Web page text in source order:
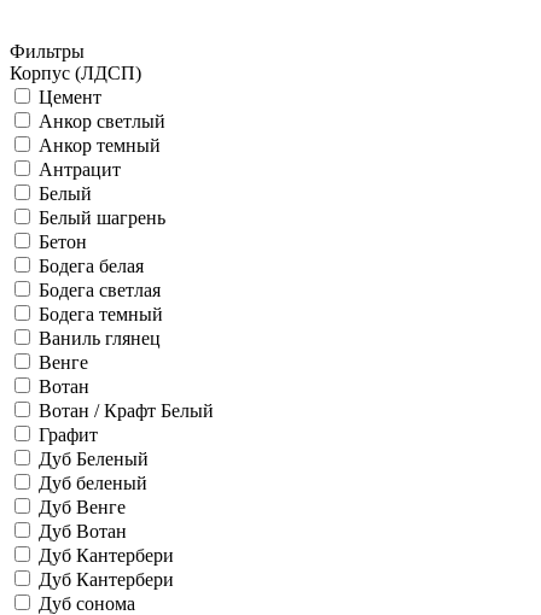
Фильтры
Корпус (ЛДСП)
Цемент
Анкор светлый
Анкор темный
Антрацит
Белый
Белый шагрень
Бетон
Бодега белая
Бодега светлая
Бодега темный
Ваниль глянец
Венге
Вотан
Вотан / Крафт Белый
Графит
Дуб Беленый
Дуб беленый
Дуб Венге
Дуб Вотан
Дуб Кантербери
Дуб Кантербери
Дуб сонома